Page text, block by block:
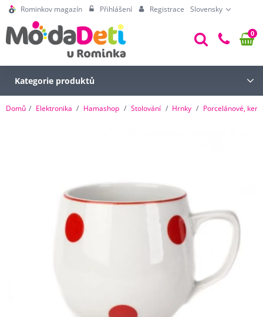
Rominkov magazín Přihlášení Registrace Slovensky
0
Kategorie produktů
Domů Elektronika Hamashop Stolování Hrnky Porcelánové,